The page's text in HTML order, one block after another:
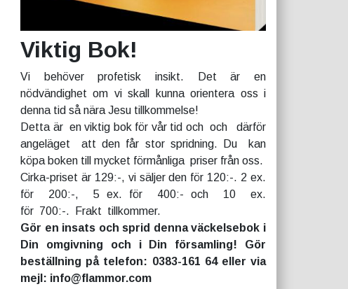
Viktig Bok!
Vi behöver profetisk insikt. Det är en
nödvändighet om vi skall kunna orientera oss i
denna tid så nära Jesu tillkommelse!
Detta är en viktig bok för vår tid och och därför
angeläget att den får stor spridning. Du kan
köpa boken till mycket förmånliga priser från oss.
Cirka-priset är 129:-, vi säljer den för 120:-. 2 ex.
för 200:-, 5 ex. för 400:- och 10 ex.
för 700:-. Frakt tillkommer.
Gör en insats och sprid denna väckelsebok i
Din omgivning och i Din församling! Gör
beställning på telefon: 0383-161 64 eller via
mejl: info@flammor.com